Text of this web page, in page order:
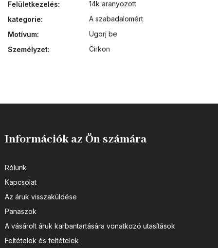
Felületkezelés:
14k aranyozott
kategorie:
A szabadalomért
Motívum:
Ugorj be
Személyzet: Cirkon
Információk az Ön számára
Rólunk
Kapcsolat
Az áruk visszaküldése
Panaszok
A vásárolt áruk karbantartására vonatkozó utasítások
Feltételek és feltételek